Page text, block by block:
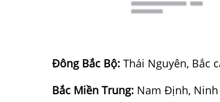
Đông Bắc Bộ: Thái Nguyên, Bắc
Bắc Miền Trung: Nam Định, Ninh